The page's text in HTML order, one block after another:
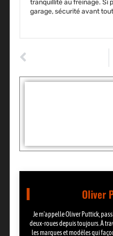
tranquillité au freinage. Si
garage, sécurité avant
Oliver
Je m’appelle Oliver Puttick,
deux-roues depuis toujours. À
les marques et modèles qui